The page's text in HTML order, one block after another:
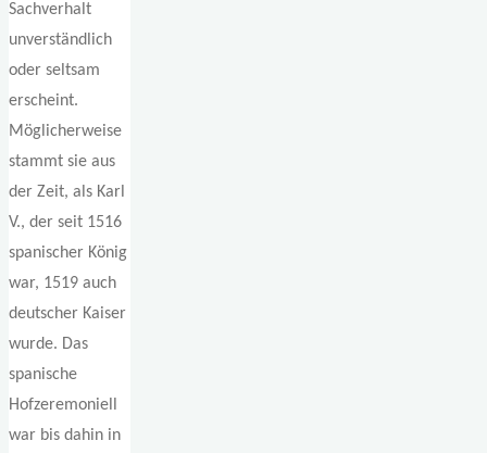
Sachverhalt
unverständlich
oder seltsam
erscheint.
Möglicherweise
stammt sie aus
der Zeit, als Karl
V., der seit 1516
spanischer König
war, 1519 auch
deutscher Kaiser
wurde. Das
spanische
Hofzeremoniell
war bis dahin in